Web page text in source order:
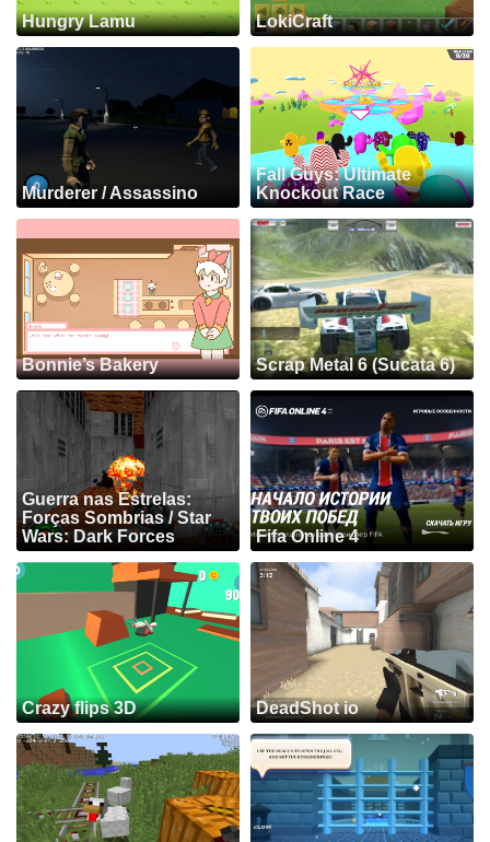
Hungry Lamu LokiCraft
Murderer / Assassino
Fall Guys: Ultimate
Knockout Race
Bonnie’s Bakery Scrap Metal 6 (Sucata 6)
Guerra nas Estrelas:
Forças Sombrias / Star
Wars: Dark Forces
Fifa Online 4
Crazy flips 3D DeadShot io